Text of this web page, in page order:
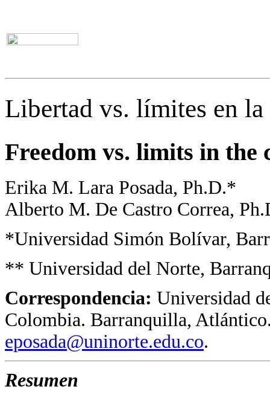
Libertad vs. límites en
Freedom vs. limits in the
Erika M. Lara Posada, Ph.D.*
Alberto M. De Castro Correa,
*Universidad Simón Bolívar,
** Universidad del Norte,
Correspondencia: Universidad
Colombia. Barranquilla,
eposada@uninorte.edu.co.
Resumen